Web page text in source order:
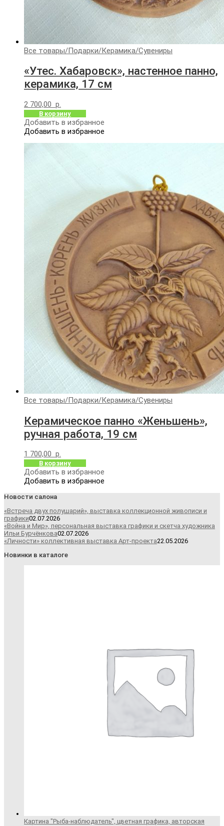
Все товары/Подарки/Керамика/Сувениры
«Утес. Хабаровск», настенное панно,
керамика, 17 см
2 700,00 р.
В корзину
Добавить в избранное
Добавить в избранное
Все товары/Подарки/Керамика/Сувениры
Керамическое панно «Женьшень»,
ручная работа, 19 см
1 700,00 р.
В корзину
Добавить в избранное
Добавить в избранное
Новости салона
«Встреча двух полушарий», выставка коллекционной живописи и
графики02.07.2026
«Война и Мир», персональная выставка графики и скетча художника
Ильи Бурчёнкова02.07.2026
«Личности» коллективная выставка Арт-проекта22.05.2026
Новинки в каталоге
Картина "Рыба-наблюдатель", цветная графика, авторская